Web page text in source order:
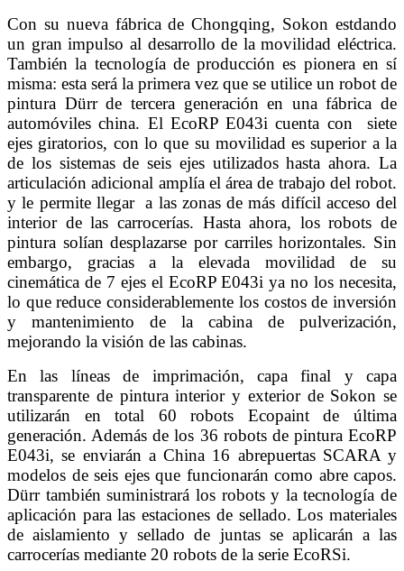
Con su nueva fábrica de Chongqing, Sokon estdando
un gran impulso al desarrollo de la movilidad eléctrica.
También la tecnología de producción es pionera en sí
misma: esta será la primera vez que se utilice un robot de
pintura Dürr de tercera generación en una fábrica de
automóviles china. El EcoRP E043i cuenta con siete
ejes giratorios, con lo que su movilidad es superior a la
de los sistemas de seis ejes utilizados hasta ahora. La
articulación adicional amplía el área de trabajo del robot.
y le permite llegar a las zonas de más difícil acceso del
interior de las carrocerías. Hasta ahora, los robots de
pintura solían desplazarse por carriles horizontales. Sin
embargo, gracias a la elevada movilidad de su
cinemática de 7 ejes el EcoRP E043i ya no los necesita,
lo que reduce considerablemente los costos de inversión
y mantenimiento de la cabina de pulverización,
mejorando la visión de las cabinas.
En las líneas de imprimación, capa final y capa
transparente de pintura interior y exterior de Sokon se
utilizarán en total 60 robots Ecopaint de última
generación. Además de los 36 robots de pintura EcoRP
E043i, se enviarán a China 16 abrepuertas SCARA y
modelos de seis ejes que funcionarán como abre capos.
Dürr también suministrará los robots y la tecnología de
aplicación para las estaciones de sellado. Los materiales
de aislamiento y sellado de juntas se aplicarán a las
carrocerías mediante 20 robots de la serie EcoRSi.